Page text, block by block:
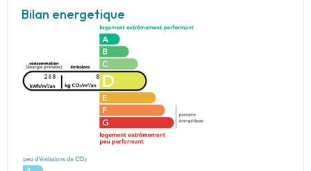
Bilan energetique
268 8